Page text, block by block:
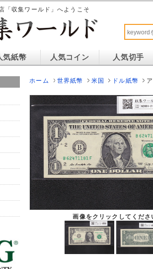
「収集ワールド」へようこそ
気紙幣 人気コイン 人気切手
ホーム 世界紙幣 米国 ドル紙幣
画像をクリックしてくださ